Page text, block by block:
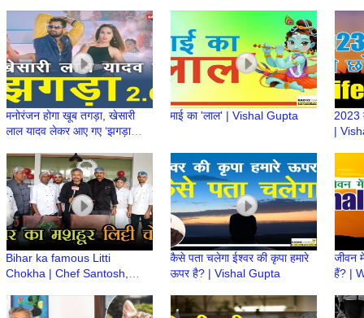
मनोरंजन होगा खूब तगड़ा, खेसारी
लाल यादव लेकर आए गए ‘झगड़ा
Interview
माई का 'लाल' | Vishal Gupta
2023
|
Bihar ka famous Litti
Chokha | Chef Santosh,
The Food Genre
कैसे पता चलेगा ईश्वर की कृपा हमारे
ऊपर है? | Vishal Gupta
जीवन
हैं? |